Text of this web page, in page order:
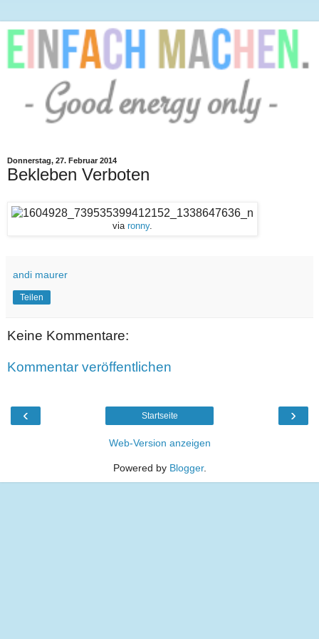
Donnerstag, 27. Februar 2014
Bekleben Verboten
via ronny.
andi maurer
Teilen
Keine Kommentare:
Kommentar veröffentlichen
‹ ›
Startseite
Web-Version anzeigen
Powered by Blogger.